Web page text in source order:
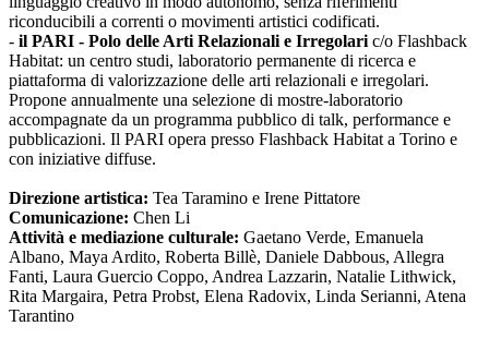
riconducibili a correnti o movimenti artistici codificati.
- il PARI - Polo delle Arti Relazionali e Irregolari c/o Flashback
Habitat: un centro studi, laboratorio permanente di ricerca e
piattaforma di valorizzazione delle arti relazionali e irregolari.
Propone annualmente una selezione di mostre-laboratorio
accompagnate da un programma pubblico di talk, performance e
pubblicazioni. Il PARI opera presso Flashback Habitat a Torino e
con iniziative diffuse.
Direzione artistica: Tea Taramino e Irene Pittatore
Comunicazione: Chen Li
Attività e mediazione culturale: Gaetano Verde, Emanuela
Albano, Maya Ardito, Roberta Billè, Daniele Dabbous, Allegra
Fanti, Laura Guercio Coppo, Andrea Lazzarin, Natalie Lithwick,
Rita Margaira, Petra Probst, Elena Radovix, Linda Serianni, Atena
Tarantino